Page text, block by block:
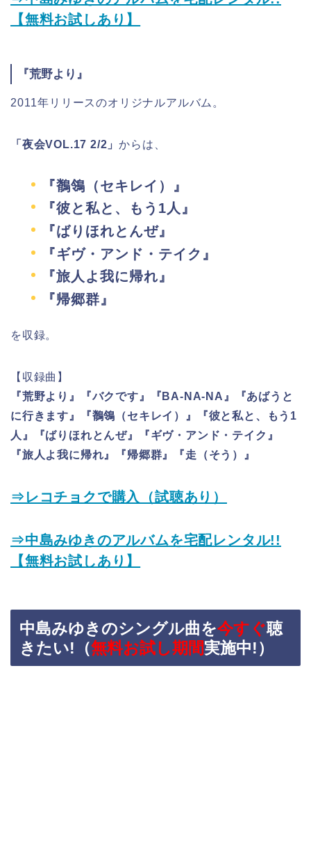
【無料お試しあり】
『荒野より』
2011年リリースのオリジナルアルバム。
「夜会VOL.17 2/2」からは、
『鶺鴒（セキレイ）』
『彼と私と、もう1人』
『ばりほれとんぜ』
『ギヴ・アンド・テイク』
『旅人よ我に帰れ』
『帰郷群』
を収録。
【収録曲】
『荒野より』『バクです』『BA-NA-NA』『あばうと
に行きます』『鶺鴒（セキレイ）』『彼と私と、もう1
人』『ばりほれとんぜ』『ギヴ・アンド・テイク』
『旅人よ我に帰れ』『帰郷群』『走（そう）』
⇒レコチョクで購入（試聴あり）
⇒中島みゆきのアルバムを宅配レンタル!!
【無料お試しあり】
中島みゆきのシングル曲を今すぐ聴
きたい!（無料お試し期間実施中!）